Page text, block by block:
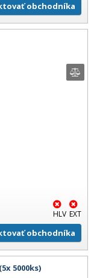
obchodníka
HLV EXT
obchodníka
5000ks)